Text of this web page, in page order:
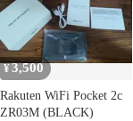
¥3,500
Rakuten WiFi Pocket 2c
ZR03M (BLACK)